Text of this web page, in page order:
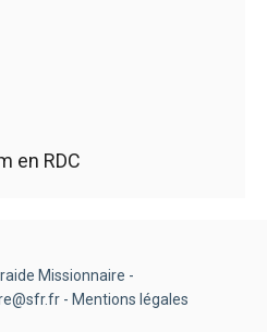
en RDC
Missionnaire -
- Mentions légales